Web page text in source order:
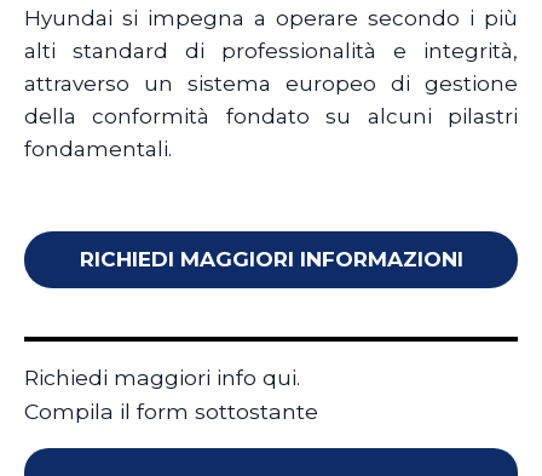
Hyundai si impegna a operare secondo i più
alti standard di professionalità e integrità,
attraverso un sistema europeo di gestione
della conformità fondato su alcuni pilastri
fondamentali.
RICHIEDI MAGGIORI INFORMAZIONI
Richiedi maggiori info qui.
Compila il form sottostante